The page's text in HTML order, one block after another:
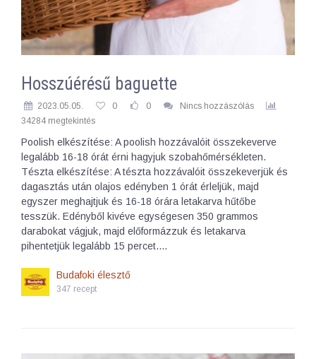
Hosszúérésű baguette
2023.05.05. 0 0
Nincs hozzászólás
34284 megtekintés
Poolish elkészítése: A poolish hozzávalóit összekeverve
legalább 16-18 órát érni hagyjuk szobahőmérsékleten.
Tészta elkészítése: A tészta hozzávalóit összekeverjük és
dagasztás után olajos edényben 1 órát érleljük, majd
egyszer meghajtjuk és 16-18 órára letakarva hűtőbe
tesszük. Edényből kivéve egységesen 350 grammos
darabokat vágjuk, majd előformázzuk és letakarva
pihentetjük legalább 15 percet.…
Budafoki élesztő
347 recept